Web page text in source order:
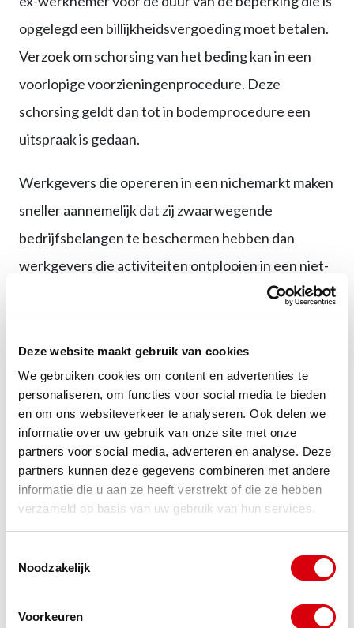
Deze website maakt gebruik van cookies
We gebruiken cookies om content en advertenties te
personaliseren, om functies voor social media te bieden
en om ons websiteverkeer te analyseren. Ook delen we
informatie over uw gebruik van onze site met onze
partners voor social media, adverteren en analyse. Deze
partners kunnen deze gegevens combineren met andere
informatie die u aan ze heeft verstrekt of die ze hebben
verzameld op basis van uw gebruik van hun services.
Noodzakelijk
Voorkeuren
opgelegd een billijkheidsvergoeding moet betalen.
Verzoek om schorsing van het beding kan in een
voorlopige voorzieningenprocedure. Deze
schorsing geldt dan tot in bodemprocedure een
uitspraak is gedaan.
Werkgevers die opereren in een nichemarkt maken
sneller aannemelijk dat zij zwaarwegende
bedrijfsbelangen te beschermen hebben dan
werkgevers die activiteiten ontplooien in een niet-
gespecialiseerde markt. Niet elke functie
rechtvaardigt een concurrentiebeding. Hoe
zwaarder, strategischer, informatie- of
kennisgevoeliger de functie des te sterker sta je als
onderneming in je te beschermen belang.
Commerciële belangen zijn
beschermd
Het concurrentiebeding of het relatiebeding kan je
bedrijf zeker beschermen, mits juist toegepast. Ook
bij overgang van onderneming gaat het beding mee
gebonden aan het beding tenzij bij einde